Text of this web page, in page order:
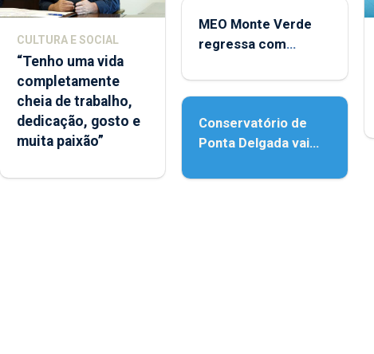
CULTURA E SOCIAL
“Tenho uma vida
completamente
cheia de trabalho,
dedicação, gosto e
muita paixão”
MEO Monte Verde
regressa com
acessibilidade
Conservatório de
Ponta Delgada vai
instrumentos